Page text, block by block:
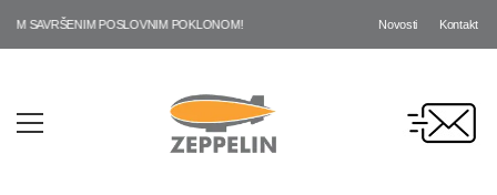
POSLOVNIM POKLONOM! Novosti Kontakt